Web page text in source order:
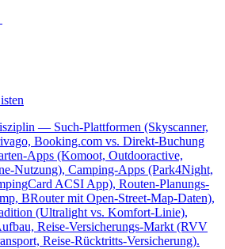
— Such-Plattformen (Skyscanner,
Booking.com vs. Direkt-Buchung
Apps (Komoot, Outdooractive,
Nutzung), Camping-Apps (Park4Night,
ACSI App), Routen-Planungs-
BRouter mit Open-Street-Map-Daten),
(Ultralight vs. Komfort-Linie),
Reise-Versicherungs-Markt (RVV
Reise-Rücktritts-Versicherung).